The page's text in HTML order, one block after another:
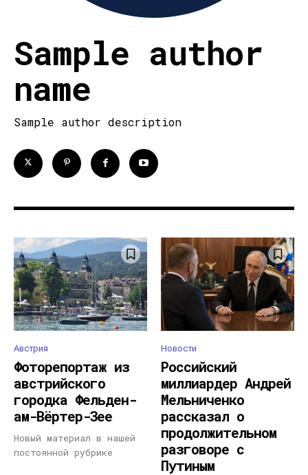
Sample author
name
Sample author description
Австрия
Фоторепортаж из
австрийского
городка Фельден-
ам-Вёртер-Зее
Новый материал в нашей
постоянной рубрике
Новости
Российский
миллиардер Андрей
Мельниченко
рассказал о
продолжительном
разговоре с
Путиным